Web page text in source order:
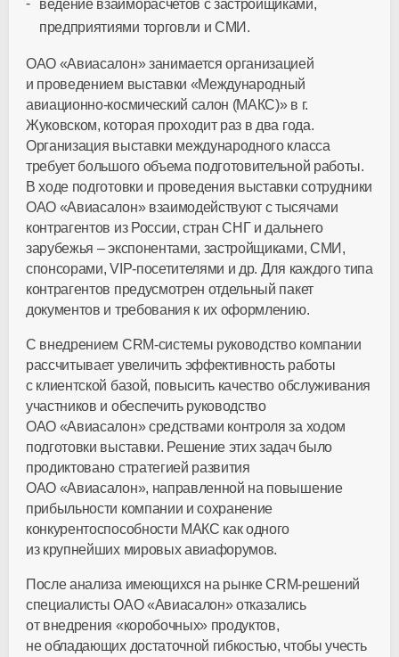
ведение взаиморасчетов с застройщиками,
предприятиями торговли и СМИ.
ОАО «Авиасалон» занимается организацией
и проведением выставки «Международный
авиационно-космический салон (МАКС)» в г.
Жуковском, которая проходит раз в два года.
Организация выставки международного класса
требует большого объема подготовительной работы.
В ходе подготовки и проведения выставки сотрудники
ОАО «Авиасалон» взаимодействуют с тысячами
контрагентов из России, стран СНГ и дальнего
зарубежья – экспонентами, застройщиками, СМИ,
спонсорами, VIP-посетителями и др. Для каждого типа
контрагентов предусмотрен отдельный пакет
документов и требования к их оформлению.
С внедрением CRM-системы руководство компании
рассчитывает увеличить эффективность работы
с клиентской базой, повысить качество обслуживания
участников и обеспечить руководство
ОАО «Авиасалон» средствами контроля за ходом
подготовки выставки. Решение этих задач было
продиктовано стратегией развития
ОАО «Авиасалон», направленной на повышение
прибыльности компании и сохранение
конкурентоспособности МАКС как одного
из крупнейших мировых авиафорумов.
После анализа имеющихся на рынке CRM-решений
специалисты ОАО «Авиасалон» отказались
от внедрения «коробочных» продуктов,
не обладающих достаточной гибкостью, чтобы учесть